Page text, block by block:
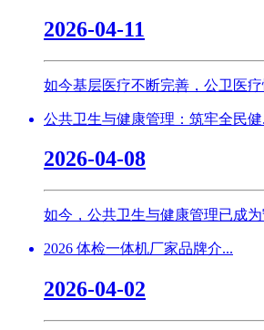
2026-04-11
如今基层医疗不断完善，公卫医
公共卫生与健康管理：筑牢全民健
2026-04-08
如今，公共卫生与健康管理已成
2026 体检一体机厂家品牌介...
2026-04-02